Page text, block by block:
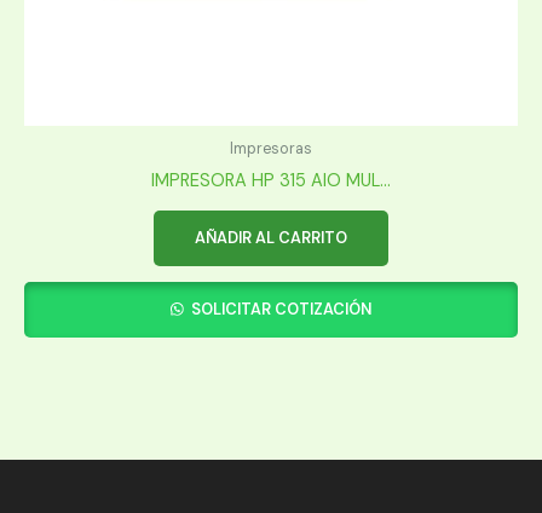
Impresoras
IMPRESORA HP 315 AIO MUL...
AÑADIR AL CARRITO
SOLICITAR COTIZACIÓN